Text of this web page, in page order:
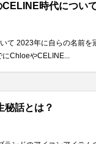
時代につい
て 2023年に自らの名前
にChloeやCELINE...
秘話とは？